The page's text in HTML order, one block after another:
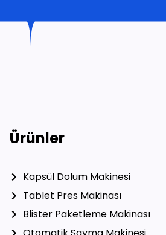
Ürünler
Kapsül Dolum Makinesi